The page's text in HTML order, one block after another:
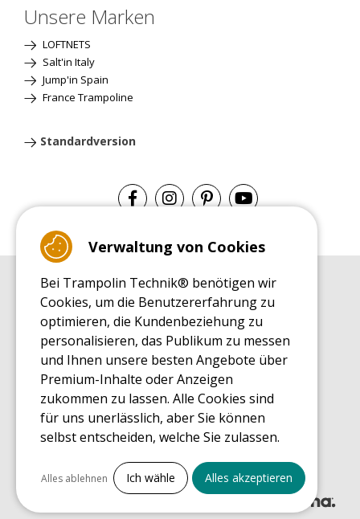
Unsere Marken
LOFTNETS
Salt'in Italy
Jump'in Spain
France Trampoline
Standardversion
EINKAUFSRATGEBER
Einkaufsratgeber
MONTAGE RATGEBER
Montagehinweise für ein Freizeit Trampolin
PFLEGERATGEBER
Pflegeratgeber für Ihr Freizeit Trampolin
ENDECKUNGSTOUR
Was Sie über Freizeit Trampoline wissen sollten
EINKAUFSRATGEBER FÜR ERSATZTEILE
Verwaltung von Cookies
Bei Trampolin Technik® benötigen wir
Cookies, um die Benutzererfahrung zu
optimieren, die Kundenbeziehung zu
personalisieren, das Publikum zu messen
und Ihnen unsere besten Angebote über
Premium-Inhalte oder Anzeigen
zukommen zu lassen. Alle Cookies sind
für uns unerlässlich, aber Sie können
selbst entscheiden, welche Sie zulassen.
Alles ankreuzen
Notwendige Cookies
Alles ablehnen Ich wähle Alles akzeptieren